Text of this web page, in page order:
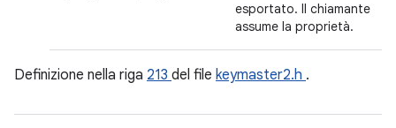
esportato. Il chiamante
assume la proprietà.
Definizione nella riga 213 del file keymaster2.h .